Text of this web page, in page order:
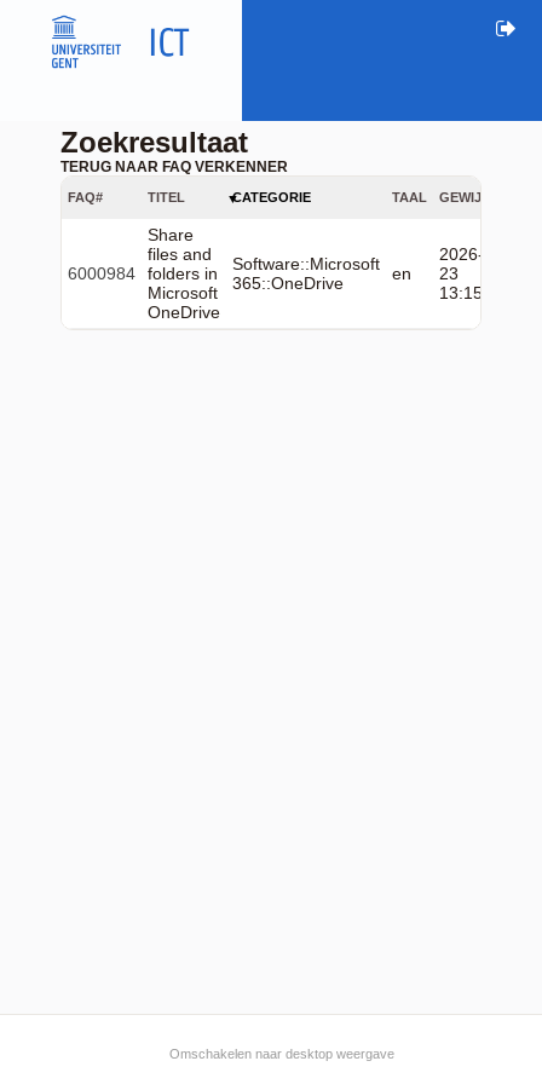
Zoekresultaat
TERUG NAAR FAQ VERKENNER
FAQ# TITEL CATEGORIE TAAL GEWIJZIGD
6000984
Share
files and
folders in
Microsoft
OneDrive
Software::Microsoft
365::OneDrive
en
2026-06-
23
13:15:01
Omschakelen naar desktop weergave